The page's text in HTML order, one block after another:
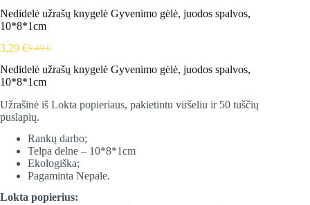
Nedidelė užrašų knygelė Gyvenimo gėlė, juodos spalvos,
10*8*1cm
5,49€
Original
price
was:
3,29 €Current
price
is:
Nedidelė užrašų knygelė Gyvenimo gėlė, juodos spalvos,
10*8*1cm
Užrašinė iš Lokta popieriaus, pakietintu viršeliu ir 50 tuščių
puslapių.
Rankų darbo;
Telpa delne – 10*8*1cm
Ekologiška;
Pagaminta Nepale.
Lokta popierius: